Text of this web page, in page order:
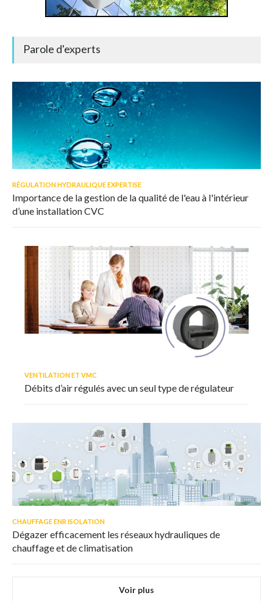
Parole d'experts
RÉGULATION HYDRAULIQUE EXPERTISE
Importance de la gestion de la qualité de l'eau à l'intérieur
d’une installation CVC
VENTILATION ET VMC
Débits d’air régulés avec un seul type de régulateur
CHAUFFAGE ENR ISOLATION
Dégazer efficacement les réseaux hydrauliques de
chauffage et de climatisation
Voir plus